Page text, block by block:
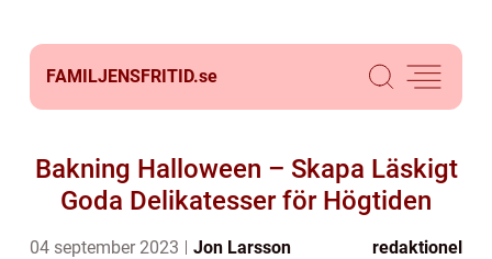
FAMILJENSFRITID.se
Bakning Halloween – Skapa Läskigt
Goda Delikatesser för Högtiden
04 september 2023 Jon Larsson redaktionel